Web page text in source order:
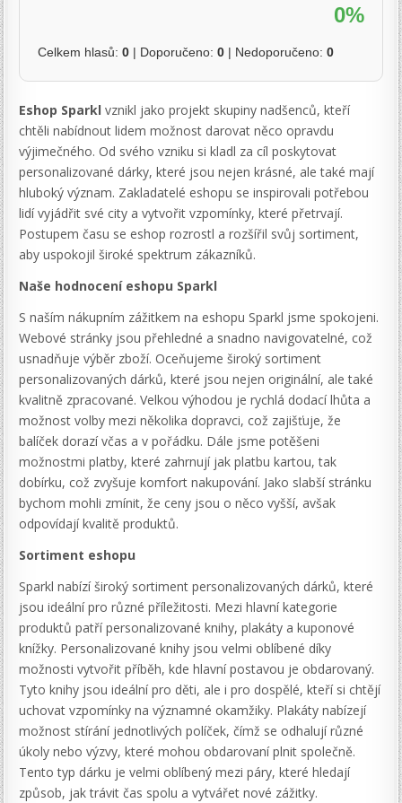
0%
Celkem hlasů:0 | Doporučeno:0 | Nedoporučeno:0
Eshop Sparkl vznikl jako projekt skupiny nadšenců, kteří
chtěli nabídnout lidem možnost darovat něco opravdu
výjimečného. Od svého vzniku si kladl za cíl poskytovat
personalizované dárky, které jsou nejen krásné, ale také mají
hluboký význam. Zakladatelé eshopu se inspirovali potřebou
lidí vyjádřit své city a vytvořit vzpomínky, které přetrvají.
Postupem času se eshop rozrostl a rozšířil svůj sortiment,
aby uspokojil široké spektrum zákazníků.
Naše hodnocení eshopu Sparkl
S naším nákupním zážitkem na eshopu Sparkl jsme spokojeni.
Webové stránky jsou přehledné a snadno navigovatelné, což
usnadňuje výběr zboží. Oceňujeme široký sortiment
personalizovaných dárků, které jsou nejen originální, ale také
kvalitně zpracované. Velkou výhodou je rychlá dodací lhůta a
možnost volby mezi několika dopravci, což zajišťuje, že
balíček dorazí včas a v pořádku. Dále jsme potěšeni
možnostmi platby, které zahrnují jak platbu kartou, tak
dobírku, což zvyšuje komfort nakupování. Jako slabší stránku
bychom mohli zmínit, že ceny jsou o něco vyšší, avšak
odpovídají kvalitě produktů.
Sortiment eshopu
Sparkl nabízí široký sortiment personalizovaných dárků, které
jsou ideální pro různé příležitosti. Mezi hlavní kategorie
produktů patří personalizované knihy, plakáty a kuponové
knížky. Personalizované knihy jsou velmi oblíbené díky
možnosti vytvořit příběh, kde hlavní postavou je obdarovaný.
Tyto knihy jsou ideální pro děti, ale i pro dospělé, kteří si chtějí
uchovat vzpomínky na významné okamžiky. Plakáty nabízejí
možnost stírání jednotlivých políček, čímž se odhalují různé
úkoly nebo výzvy, které mohou obdarovaní plnit společně.
Tento typ dárku je velmi oblíbený mezi páry, které hledají
způsob, jak trávit čas spolu a vytvářet nové zážitky.